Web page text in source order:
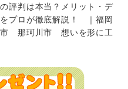
評判は本当？メリット・デ
をプロが徹底解説！ ｜福岡
那珂川市 想いを形に工